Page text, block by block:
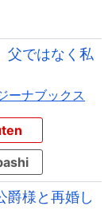
父ではなく私
ーナブックス
爵様と再婚し